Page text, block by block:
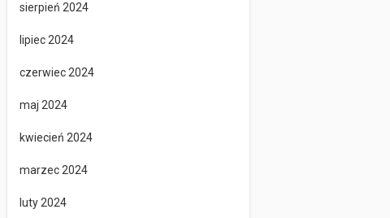
sierpień 2024
lipiec 2024
czerwiec 2024
maj 2024
kwiecień 2024
marzec 2024
luty 2024